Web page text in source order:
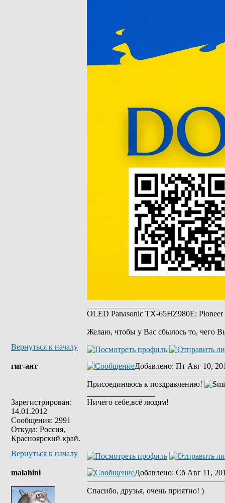
OLED Panasonic TX-65HZ980E;
Желаю, чтобы у Вас сбылось то, чего
Вернуться к началу
гиг-ант
Зарегистрирован:
14.01.2012
Сообщения: 2991
Откуда: Россия,
Красноярский край.
Добавлено: Пт Авг 10,
Присоединяюсь к поздравлению!
Ничего себе,всё людям!
Вернуться к началу
malahini Добавлено: Сб Авг 11,
Спасибо, друзья, очень приятно! )